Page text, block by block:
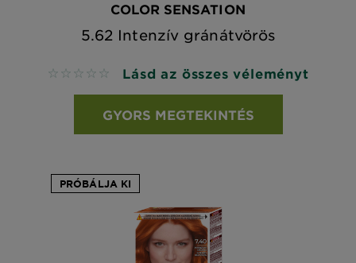
COLOR SENSATION
5.62 Intenzív gránátvörös
No reviews Lásd az összes véleményt
GYORS MEGTEKINTÉS
PRÓBÁLJA KI